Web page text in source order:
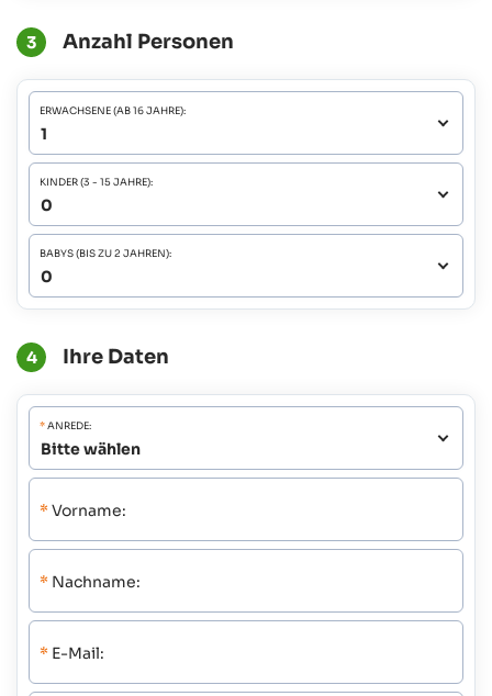
3 Anzahl Personen
ERWACHSENE (AB 16 JAHRE):
KINDER (3 - 15 JAHRE):
BABYS (BIS ZU 2 JAHREN):
4 Ihre Daten
*ANREDE:
* Vorname:
* Nachname:
* E-Mail: